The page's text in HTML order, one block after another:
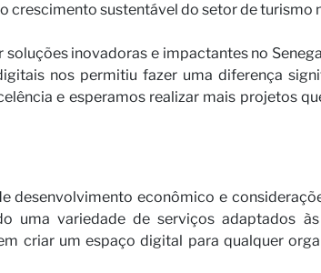
sustentável do setor de turismo
inovadoras e impactantes no
nos permitiu fazer uma diferença
e esperamos realizar mais projetos
desenvolvimento econômico e
uma variedade de serviços adaptados
criar um espaço digital para qualquer